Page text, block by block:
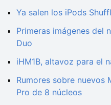
Ya salen los iPods
Primeras imágenes del
Duo
iHM1B, altavoz para el
Rumores sobre nuevos
Pro de 8 núcleos